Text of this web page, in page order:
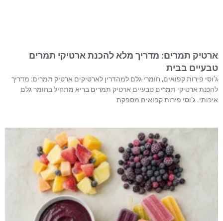
ארטיק תמרים: מדריך מלא להכנת ארטיקי תמרים
טבעיים בבית
ג’וסי פירות קפואים, חומרי גלם למהדרין לארטיקים ארטיק תמרים: מדריך
להכנת ארטיקי תמרים טבעיים ארטיק תמרים בריא מתחיל בחומר גלם
איכותי. ג’וסי פירות קפואים מספקת